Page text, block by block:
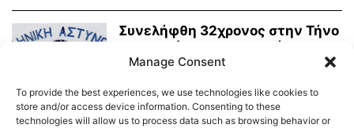
Συνελήφθη 32χρονος στην Τήνο
για ηχορύπανση σε κατάστημα
υγειονομικού ενδιαφέροντος
Manage Consent
To provide the best experiences, we use technologies like cookies to
store and/or access device information. Consenting to these
technologies will allow us to process data such as browsing behavior or